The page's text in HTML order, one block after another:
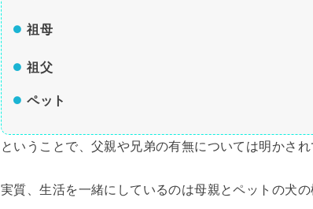
祖母
祖父
ペット
ということで、父親や兄弟の有無については明かされ
実質、生活を一緒にしているのは母親とペットの犬の